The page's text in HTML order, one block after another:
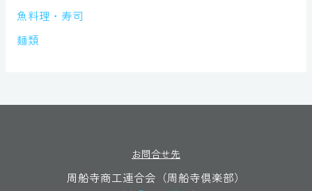
魚料理・寿司
麺類
お問合せ先
周船寺商工連合会（周船寺倶楽部）